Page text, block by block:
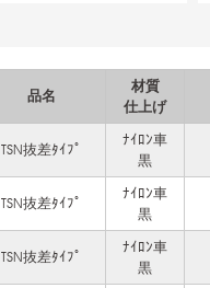
品名
材質
仕上げ
TSN抜差ﾀｲﾌﾟ
ﾅｲﾛﾝ車
黒
TSN抜差ﾀｲﾌﾟ
ﾅｲﾛﾝ車
黒
TSN抜差ﾀｲﾌﾟ
ﾅｲﾛﾝ車
黒